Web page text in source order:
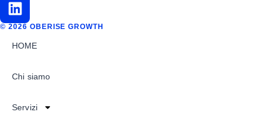
© 2026 OBERISE GROWTH
HOME
Chi siamo
Servizi